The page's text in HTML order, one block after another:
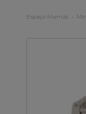
Espaço Mamãs